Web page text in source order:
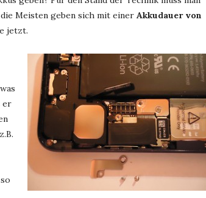
Meisten geben sich mit einer Akkudauer von
jetzt.
er